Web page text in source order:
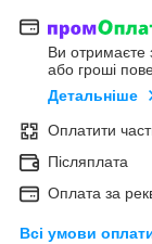
Ви отримаєте
або гроші
Детальніше
Оплатити
Післяплата
Оплата за
Всі умови